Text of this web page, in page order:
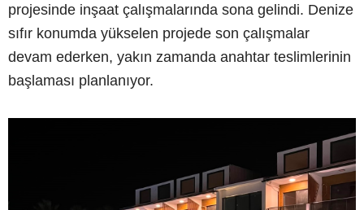
projesinde inşaat çalışmalarında sona gelindi. Denize
sıfır konumda yükselen projede son çalışmalar
devam ederken, yakın zamanda anahtar teslimlerinin
başlaması planlanıyor.